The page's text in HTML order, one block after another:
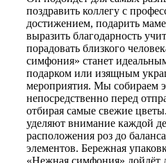
поздравить коллегу с
достижением, подарить
выразить благодарность
порадовать близкого
симфония» станет
подарком или изящным
мероприятия. Мы собираем
непосредственно перед
отбирая самые свежие
уделяют внимание каждой
расположения роз до
элементов. Бережная
«Нежная симфония» дойдёт